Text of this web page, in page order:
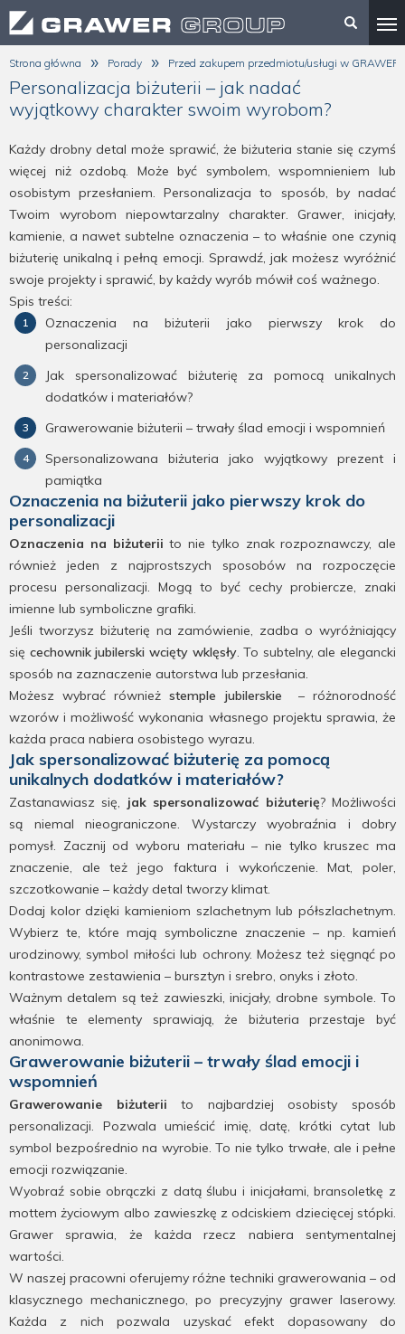
Strona główna » Porady » Przed zakupem przedmiotu/usługi w GRAWER
Personalizacja biżuterii – jak nadać
wyjątkowy charakter swoim wyrobom?
Każdy drobny detal może sprawić, że biżuteria stanie się czymś
więcej niż ozdobą. Może być symbolem, wspomnieniem lub
osobistym przesłaniem. Personalizacja to sposób, by nadać
Twoim wyrobom niepowtarzalny charakter. Grawer, inicjały,
kamienie, a nawet subtelne oznaczenia – to właśnie one czynią
biżuterię unikalną i pełną emocji. Sprawdź, jak możesz wyróżnić
swoje projekty i sprawić, by każdy wyrób mówił coś ważnego.
Spis treści:
Oznaczenia na biżuterii jako pierwszy krok do
personalizacji
Jak spersonalizować biżuterię za pomocą unikalnych
dodatków i materiałów?
Grawerowanie biżuterii – trwały ślad emocji i wspomnień
Spersonalizowana biżuteria jako wyjątkowy prezent i
pamiątka
Oznaczenia na biżuterii jako pierwszy krok do
personalizacji
Oznaczenia na biżuteriito nie tylko znak rozpoznawczy, ale
również jeden z najprostszych sposobów na rozpoczęcie
procesu personalizacji. Mogą to być cechy probiercze, znaki
imienne lub symboliczne grafiki.
Jeśli tworzysz biżuterię na zamówienie, zadba o wyróżniający
się cechownik jubilerski wcięty wklęsły. To subtelny, ale elegancki
sposób na zaznaczenie autorstwa lub przesłania.
Możesz wybrać równieżstemple jubilerskie – różnorodność
wzorów i możliwość wykonania własnego projektu sprawia, że
każda praca nabiera osobistego wyrazu.
Jak spersonalizować biżuterię za pomocą
unikalnych dodatków i materiałów?
Zastanawiasz się, jak spersonalizować biżuterię? Możliwości
są niemal nieograniczone. Wystarczy wyobraźnia i dobry
pomysł. Zacznij od wyboru materiału – nie tylko kruszec ma
znaczenie, ale też jego faktura i wykończenie. Mat, poler,
szczotkowanie – każdy detal tworzy klimat.
Dodaj kolor dzięki kamieniom szlachetnym lub półszlachetnym.
Wybierz te, które mają symboliczne znaczenie – np. kamień
urodzinowy, symbol miłości lub ochrony. Możesz też sięgnąć po
kontrastowe zestawienia – bursztyn i srebro, onyks i złoto.
Ważnym detalem są też zawieszki, inicjały, drobne symbole. To
właśnie te elementy sprawiają, że biżuteria przestaje być
anonimowa.
Grawerowanie biżuterii – trwały ślad emocji i
wspomnień
Grawerowanie biżuterii to najbardziej osobisty sposób
personalizacji. Pozwala umieścić imię, datę, krótki cytat lub
symbol bezpośrednio na wyrobie. To nie tylko trwałe, ale i pełne
emocji rozwiązanie.
Wyobraź sobie obrączki z datą ślubu i inicjałami, bransoletkę z
mottem życiowym albo zawieszkę z odciskiem dziecięcej stópki.
Grawer sprawia, że każda rzecz nabiera sentymentalnej
wartości.
W naszej pracowni oferujemy różne techniki grawerowania – od
klasycznego mechanicznego, po precyzyjny grawer laserowy.
Każda z nich pozwala uzyskać efekt dopasowany do